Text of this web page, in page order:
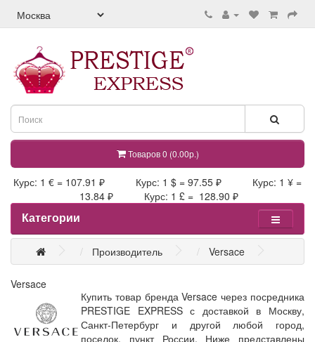
Товаров 0 (0.00р.)
Курс: 1 € = 107.91 ₽ Курс: 1 $ = 97.55 ₽ Курс: 1 ¥ =
13.84 ₽ Курс: 1 £ = 128.90 ₽
Категории
Производитель Versace
Versace
Купить товар бренда Versace через посредника
PRESTIGE EXPRESS с доставкой в Москву,
Санкт-Петербург и другой любой город,
поселок, пункт России. Ниже представлены